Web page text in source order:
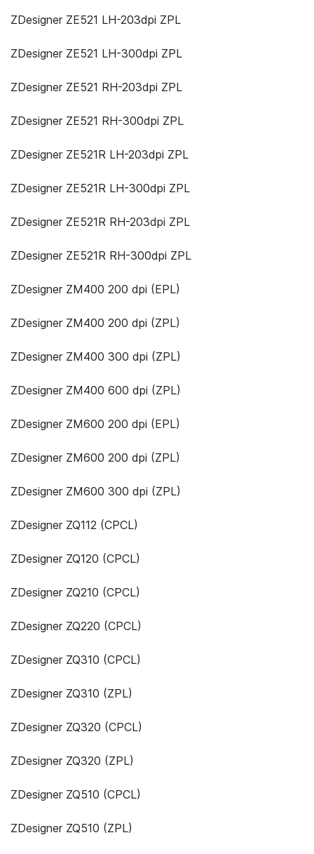
ZDesigner ZE521 LH-203dpi ZPL
ZDesigner ZE521 LH-300dpi ZPL
ZDesigner ZE521 RH-203dpi ZPL
ZDesigner ZE521 RH-300dpi ZPL
ZDesigner ZE521R LH-203dpi ZPL
ZDesigner ZE521R LH-300dpi ZPL
ZDesigner ZE521R RH-203dpi ZPL
ZDesigner ZE521R RH-300dpi ZPL
ZDesigner ZM400 200 dpi (EPL)
ZDesigner ZM400 200 dpi (ZPL)
ZDesigner ZM400 300 dpi (ZPL)
ZDesigner ZM400 600 dpi (ZPL)
ZDesigner ZM600 200 dpi (EPL)
ZDesigner ZM600 200 dpi (ZPL)
ZDesigner ZM600 300 dpi (ZPL)
ZDesigner ZQ112 (CPCL)
ZDesigner ZQ120 (CPCL)
ZDesigner ZQ210 (CPCL)
ZDesigner ZQ220 (CPCL)
ZDesigner ZQ310 (CPCL)
ZDesigner ZQ310 (ZPL)
ZDesigner ZQ320 (CPCL)
ZDesigner ZQ320 (ZPL)
ZDesigner ZQ510 (CPCL)
ZDesigner ZQ510 (ZPL)